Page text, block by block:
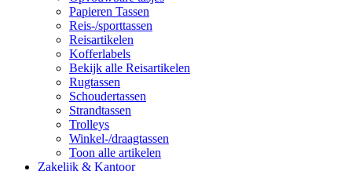
Papieren Tassen
Reis-/sporttassen
Reisartikelen
Kofferlabels
Bekijk alle Reisartikelen
Rugtassen
Schoudertassen
Strandtassen
Trolleys
Winkel-/draagtassen
Toon alle artikelen
Zakelijk & Kantoor